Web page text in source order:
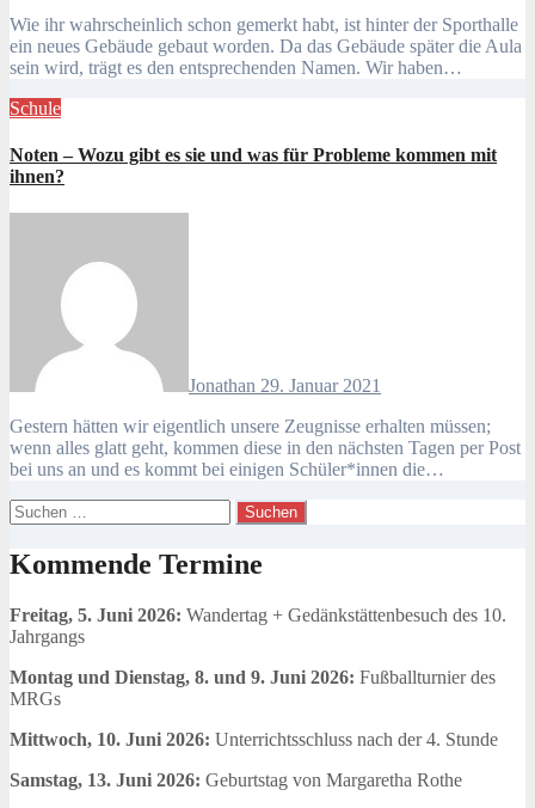
Wie ihr wahrscheinlich schon gemerkt habt, ist hinter der Sporthalle
ein neues Gebäude gebaut worden. Da das Gebäude später die Aula
sein wird, trägt es den entsprechenden Namen. Wir haben…
Schule
Noten – Wozu gibt es sie und was für Probleme kommen mit
ihnen?
Jonathan 29. Januar 2021
Gestern hätten wir eigentlich unsere Zeugnisse erhalten müssen;
wenn alles glatt geht, kommen diese in den nächsten Tagen per Post
bei uns an und es kommt bei einigen Schüler*innen die…
Suchen
nach:
Kommende Termine
Freitag, 5. Juni 2026: Wandertag + Gedänkstättenbesuch des 10.
Jahrgangs
Montag und Dienstag, 8. und 9. Juni 2026: Fußballturnier des
MRGs
Mittwoch, 10. Juni 2026: Unterrichtsschluss nach der 4. Stunde
Samstag, 13. Juni 2026: Geburtstag von Margaretha Rothe